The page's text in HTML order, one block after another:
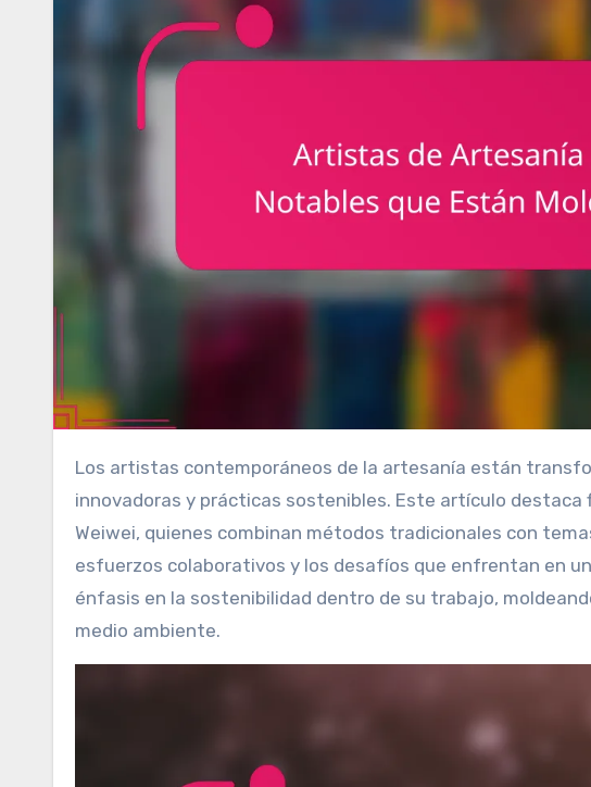
Los artistas contemporáneos de la artesanía están transformando la industria a través de técnicas
innovadoras y prácticas sostenibles. Este artículo destaca
Weiwei, quienes combinan métodos tradicionales con
esfuerzos colaborativos y los desafíos que enfrentan en
énfasis en la sostenibilidad dentro de su trabajo,
medio ambiente.